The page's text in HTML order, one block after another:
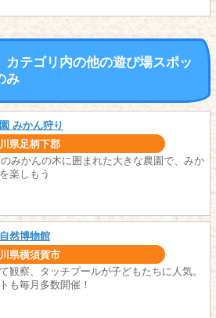
カテゴリ内の他の遊び場スポッ
み
みかん狩り
県足柄下郡
みかんの木に囲まれた大きな農園で、みか
楽しもう
然博物館
県横須賀市
観察、タッチプールが子どもたちに人気。
も毎月多数開催！